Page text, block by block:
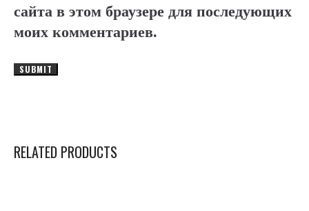
сайта в этом браузере для последующих
моих комментариев.
RELATED PRODUCTS